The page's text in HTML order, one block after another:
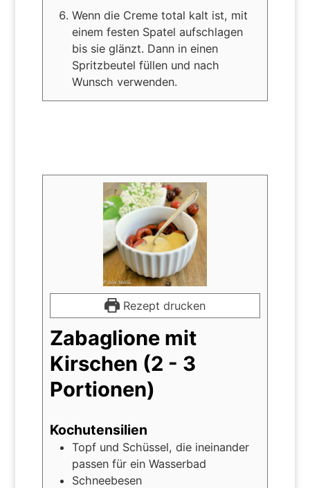
Wenn die Creme total kalt ist, mit
einem festen Spatel aufschlagen
bis sie glänzt. Dann in einen
Spritzbeutel füllen und nach
Wunsch verwenden.
Rezept drucken
Zabaglione mit
Kirschen (2 - 3
Portionen)
Kochutensilien
Topf und Schüssel, die ineinander
passen für ein Wasserbad
Schneebesen